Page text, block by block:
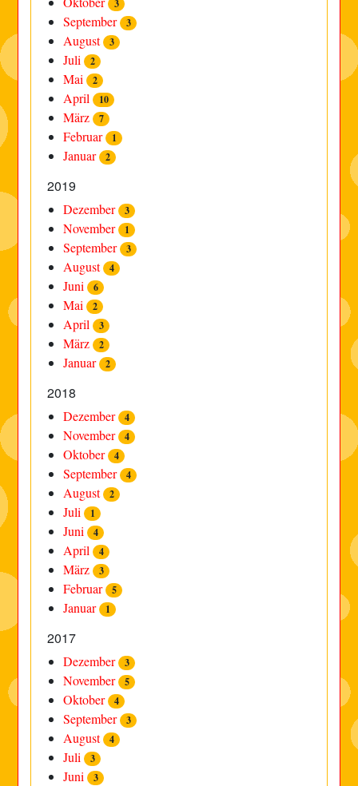
3
September 3
August 3
Juli 2
Mai 2
April 10
März 7
Februar 1
Januar 2
2019
Dezember 3
November 1
September 3
August 4
Juni 6
Mai 2
April 3
März 2
Januar 2
2018
Dezember 4
November 4
Oktober 4
September 4
August 2
Juli 1
Juni 4
April 4
März 3
Februar 5
Januar 1
2017
Dezember 3
November 5
Oktober 4
September 3
August 4
Juli 3
Juni 3